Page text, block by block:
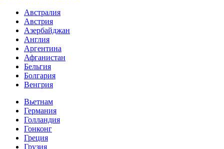
Австралия
Австрия
Азербайджан
Англия
Аргентина
Афганистан
Бельгия
Болгария
Венгрия
Вьетнам
Германия
Голландия
Гонконг
Греция
Грузия